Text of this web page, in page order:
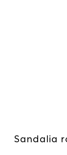
Sandalia